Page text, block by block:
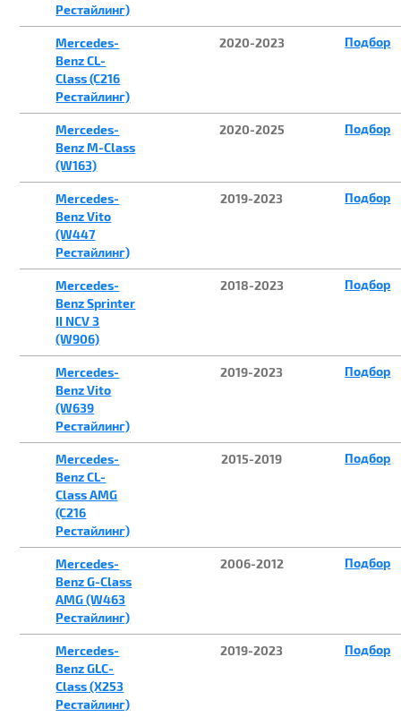
Рестайлинг)
Mercedes-
Benz CL-
Class (C216
Рестайлинг)
2020-2023 Подбор
Mercedes-
Benz M-Class
(W163)
2020-2025 Подбор
Mercedes-
Benz Vito
(W447
Рестайлинг)
2019-2023 Подбор
Mercedes-
Benz Sprinter
II NCV 3
(W906)
2018-2023 Подбор
Mercedes-
Benz Vito
(W639
Рестайлинг)
2019-2023 Подбор
Mercedes-
Benz CL-
Class AMG
(C216
Рестайлинг)
2015-2019 Подбор
Mercedes-
Benz G-Class
AMG (W463
Рестайлинг)
2006-2012 Подбор
Mercedes-
Benz GLC-
Class (X253
Рестайлинг)
2019-2023 Подбор